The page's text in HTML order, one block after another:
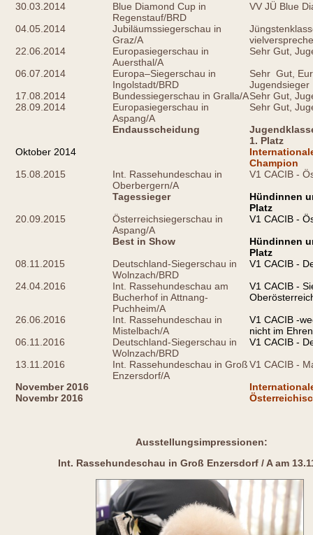
30.03.2014
Blue Diamond Cup in
Regenstauf/BRD
VV JÜ Blue
04.05.2014
Jubiläumssiegerschau in
Graz/A
22.06.2014
Europasiegerschau in
Auersthal/A
Sehr Gut,
06.07.2014
Europa–Siegerschau in
Ingolstadt/BRD
Sehr Gut,
Jugendsieger
17.08.2014
Bundessiegerschau in Gralla/ASehr Gut,
28.09.2014
Europasiegerschau in
Aspang/A
Sehr Gut,
Endausscheidung
1. Platz
Oktober 2014
Champion
15.08.2015
Int. Rassehundeschau in
Oberbergern/A
V1 CACIB -
Tagessieger
Hündinnen
Platz
20.09.2015
Österreichsiegerschau in
Aspang/A
V1 CACIB -
Best in Show
Hündinnen
Platz
08.11.2015
Deutschland-Siegerschau in
Wolnzach/BRD
V1 CACIB -
24.04.2016
Int. Rassehundeschau am
Bucherhof in Attnang-
Puchheim/A
V1 CACIB -
26.06.2016
Int. Rassehundeschau in
Mistelbach/A
V1 CACIB -
nicht im
06.11.2016
Deutschland-Siegerschau in
Wolnzach/BRD
V1 CACIB -
13.11.2016
Int. Rassehundeschau in Groß
Enzersdorf/A
V1 CACIB -
November 2016
Novembr 2016
Ausstellungsimpressionen:
Int. Rassehundeschau in Groß Enzersdorf / A am